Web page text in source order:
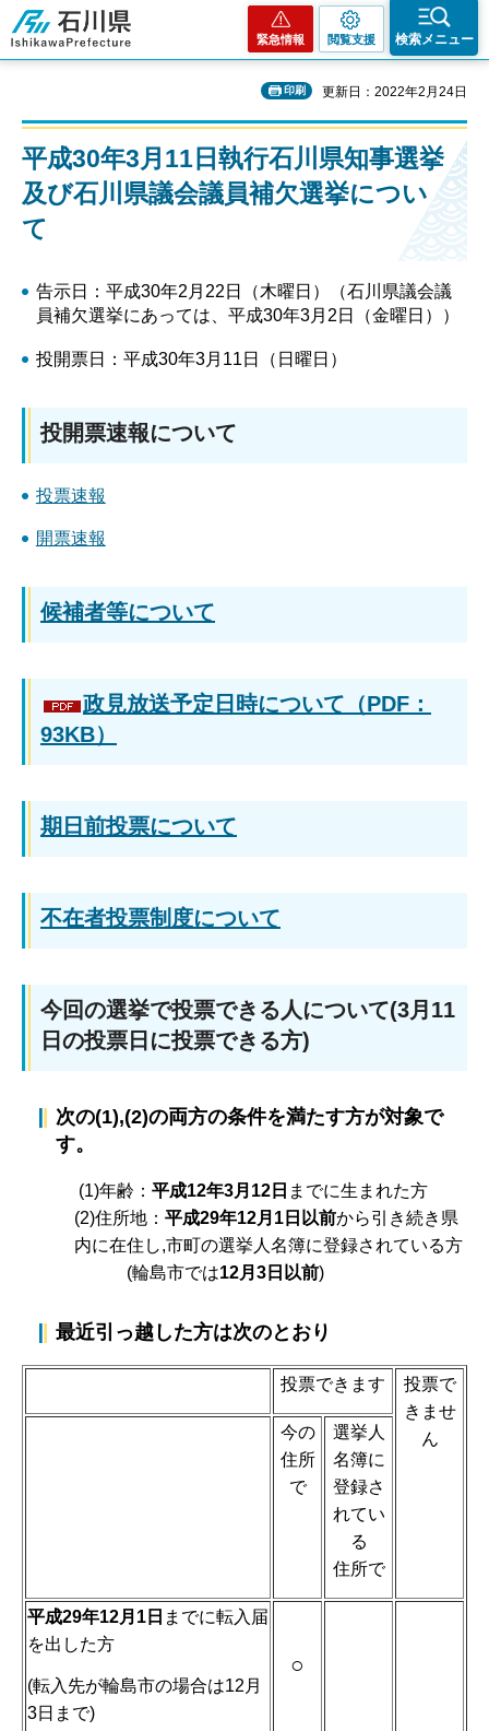
石川県
緊急情報 閲覧支援 検索メニュー
印刷 更新日：2022年2月24日
平成30年3月11日執行石川県知事選挙
及び石川県議会議員補欠選挙につい
て
告示日：平成30年2月22日（木曜日）（石川県議会議
員補欠選挙にあっては、平成30年3月2日（金曜日））
投開票日：平成30年3月11日（日曜日）
投開票速報について
投票速報
開票速報
候補者等について
政見放送予定日時について（PDF：
93KB）
期日前投票について
不在者投票制度について
今回の選挙で投票できる人について(3月11
日の投票日に投票できる方)
次の(1),(2)の両方の条件を満たす方が対象で
す。
(1)年齢： 平成12年3月12日 までに生まれた方
(2)住所地： 平成29年12月1日以前から引き続き県
内に在住し,市町の選挙人名簿に登録されている方
(輪島市では12月3日以前)
最近引っ越した方は次のとおり
投票できます
投票で
きませ
ん
今の
住所
で
選挙人
名簿に
登録さ
れてい
る
住所で
平成29年12月1日 までに転入届
を出した方
(転入先が輪島市の場合は12月
3日まで)
○